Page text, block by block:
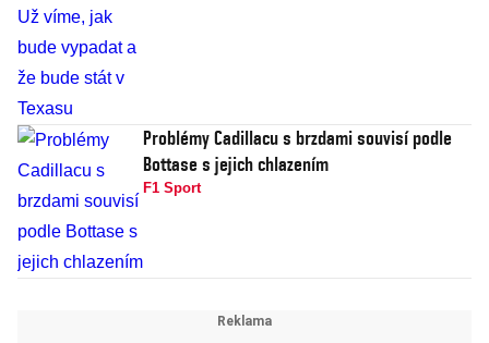
Problémy Cadillacu s brzdami souvisí podle
Bottase s jejich chlazením
F1 Sport